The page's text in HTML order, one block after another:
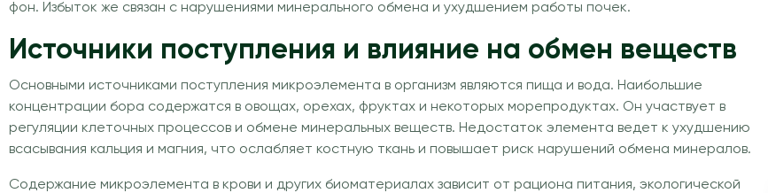
фон. Избыток же связан с нарушениями минерального обмена и ухудшением работы почек.
Источники поступления и влияние на обмен веществ
Основными источниками поступления микроэлемента в организм являются пища и вода. Наибольшие
концентрации бора содержатся в овощах, орехах, фруктах и некоторых морепродуктах. Он участвует в
регуляции клеточных процессов и обмене минеральных веществ. Недостаток элемента ведет к ухудшению
всасывания кальция и магния, что ослабляет костную ткань и повышает риск нарушений обмена минералов.
Содержание микроэлемента в крови и других биоматериалах зависит от рациона питания, экологической